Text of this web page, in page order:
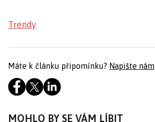
Trendy
Máte k článku připomínku? Napište nám
MOHLO BY SE VÁM LÍBIT